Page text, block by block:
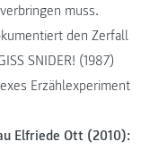
muss.
den Zerfall
SNIDER! (1987)
Erzählexperiment
Elfriede Ott (2010):